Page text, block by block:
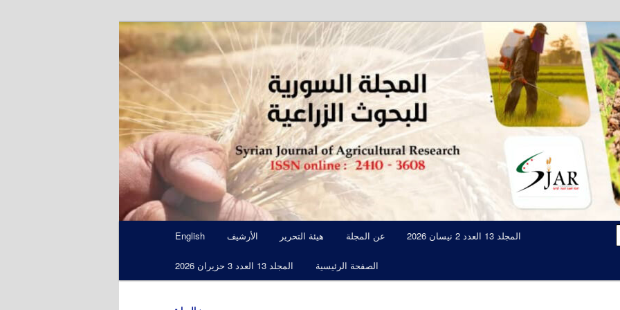
المجلة السورية للبحوث الزراعية SJAR
مجلة علمية محكمة تصدرها الهيئة العامة للبحوث العلمية الزراعية
English الأرشيف هيئة التحرير عن المجلة المجلد 13 العدد 2 نيسان 2026
المجلد 13 العدد 3 حزيران 2026 الصفحة الرئيسية